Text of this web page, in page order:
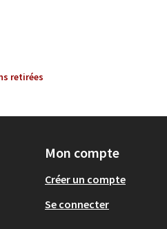
retirées
Mon compte
Créer un compte
Se connecter